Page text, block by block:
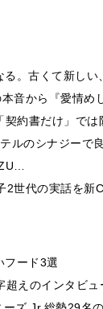
る。古くて新しい
音から『愛情め
約書だけ」では
ルのシナジーで
世代の実話を新
ード3選
えのインタビュ